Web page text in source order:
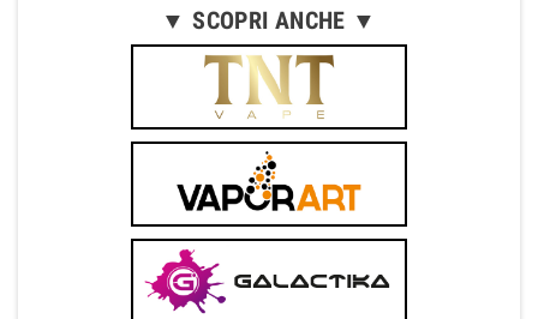
▼ SCOPRI ANCHE ▼